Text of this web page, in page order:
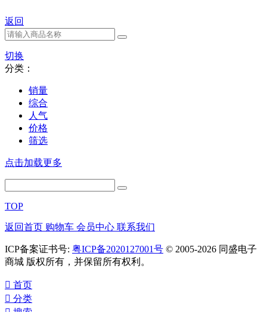
返回
切换
分类：
销量
综合
人气
价格
筛选
点击加载更多
TOP
返回首页 购物车 会员中心 联系我们
ICP备案证书号: 粤ICP备2020127001号 © 2005-2026 同盛电子
商城 版权所有，并保留所有权利。
󰀁 首页
󰀂 分类